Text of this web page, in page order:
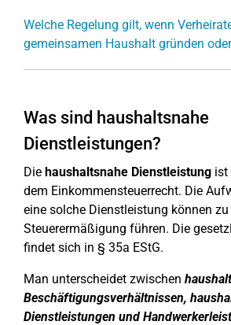
Welche Regelung gilt, wenn
gemeinsamen Haushalt gründen
Was sind haushaltsnahe
Dienstleistungen?
Die haushaltsnahe Dienstleistung ist
dem Einkommensteuerrecht. Die
eine solche Dienstleistung können zu
Steuerermäßigung führen. Die
findet sich in § 35a EStG.
Man unterscheidet zwischen
Beschäftigungsverhältnissen,
Dienstleistungen und